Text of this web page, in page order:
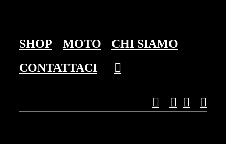
SHOP MOTO
CHI SIAMO
CONTATTACI